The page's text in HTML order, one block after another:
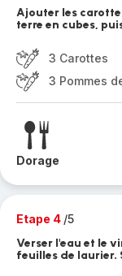
Ajouter les
terre en cubes,
3 Carottes
3 Pommes
Dorage
Etape 4 /5
Verser l'eau et le
feuilles de laurier.